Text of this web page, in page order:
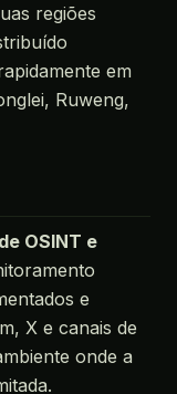
regiões
em
Ruweng,
OSINT e
e
X e canais de
onde a